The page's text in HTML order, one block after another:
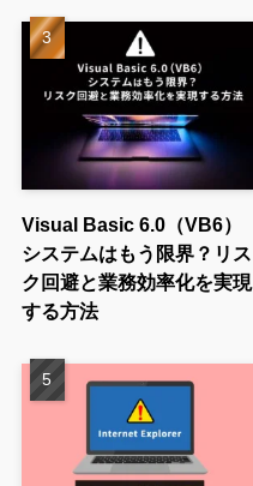
Visual Basic 6.0（VB6）
システムはもう限界？リス
ク回避と業務効率化を実現
する方法